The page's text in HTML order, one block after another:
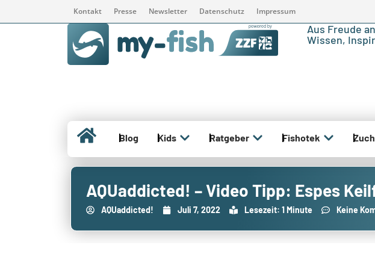
Kontakt Presse Newsletter Datenschutz Impressum
Aus Freude
Wissen,
Blog Kids Ratgeber Fishotek
AQUaddicted! – Video Tipp: Espes
AQUaddicted! Juli 7, 2022 Lesezeit: 1 Minute Keine